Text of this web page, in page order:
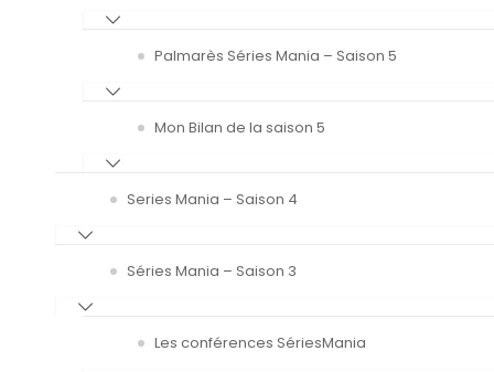
Palmarès Séries Mania – Saison 5
Mon Bilan de la saison 5
Series Mania – Saison 4
Séries Mania – Saison 3
Les conférences SériesMania